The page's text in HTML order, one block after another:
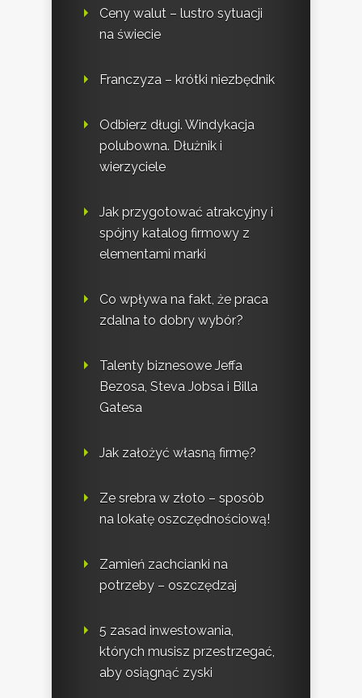
Ceny walut – lustro sytuacji
na świecie
Franczyza – krótki niezbędnik
Odbierz długi. Windykacja
polubowna. Dłużnik i
wierzyciele
Jak przygotować atrakcyjny i
spójny katalog firmowy z
elementami marki
Co wpływa na fakt, że praca
zdalna to dobry wybór?
Talenty biznesowe Jeffa
Bezosa, Steva Jobsa i Billa
Gatesa
Jak założyć własną firmę?
Ze srebra w złoto – sposób
na lokatę oszczędnościową!
Zamień zachcianki na
potrzeby – oszczędzaj
5 zasad inwestowania,
których musisz przestrzegać,
aby osiągnąć zyski